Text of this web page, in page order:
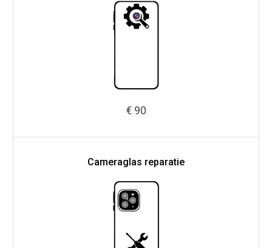
€ 90
Cameraglas reparatie